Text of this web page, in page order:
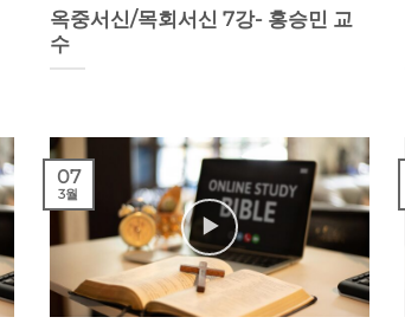
옥중서신/목회서신 7강- 홍승민 교
수
07
3월